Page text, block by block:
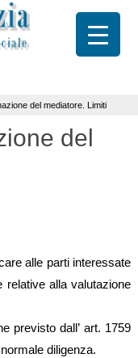
del mediatore. Limiti
del
alle parti interessate
relative alla valutazione
previsto dall’ art. 1759
diligenza.